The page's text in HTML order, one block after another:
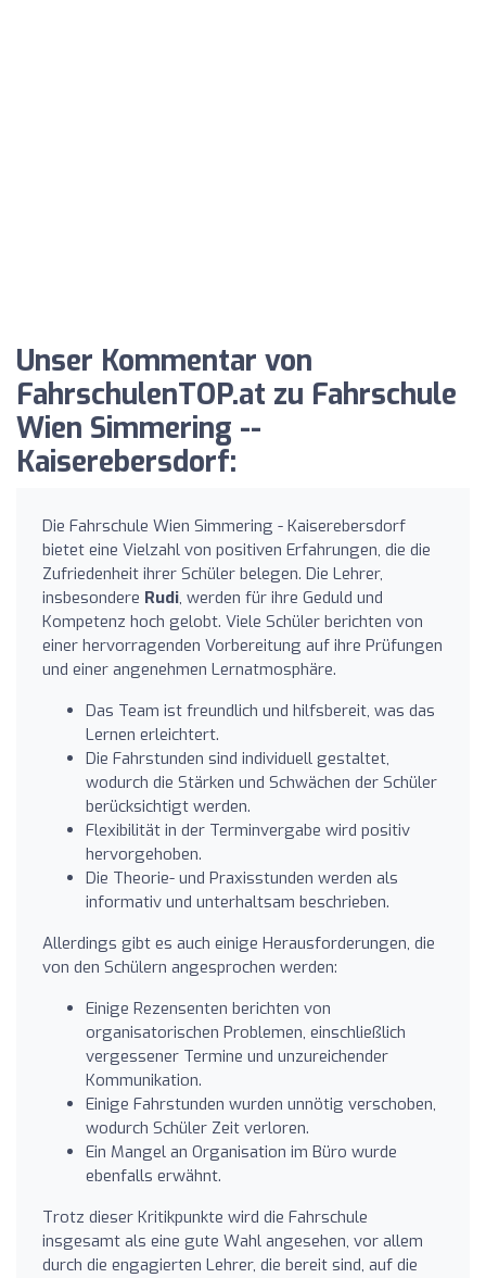
Unser Kommentar von
FahrschulenTOP.at zu Fahrschule
Wien Simmering --
Kaiserebersdorf:
Die Fahrschule Wien Simmering - Kaiserebersdorf
bietet eine Vielzahl von positiven Erfahrungen, die die
Zufriedenheit ihrer Schüler belegen. Die Lehrer,
insbesondere Rudi, werden für ihre Geduld und
Kompetenz hoch gelobt. Viele Schüler berichten von
einer hervorragenden Vorbereitung auf ihre Prüfungen
und einer angenehmen Lernatmosphäre.
Das Team ist freundlich und hilfsbereit, was das
Lernen erleichtert.
Die Fahrstunden sind individuell gestaltet,
wodurch die Stärken und Schwächen der Schüler
berücksichtigt werden.
Flexibilität in der Terminvergabe wird positiv
hervorgehoben.
Die Theorie- und Praxisstunden werden als
informativ und unterhaltsam beschrieben.
Allerdings gibt es auch einige Herausforderungen, die
von den Schülern angesprochen werden:
Einige Rezensenten berichten von
organisatorischen Problemen, einschließlich
vergessener Termine und unzureichender
Kommunikation.
Einige Fahrstunden wurden unnötig verschoben,
wodurch Schüler Zeit verloren.
Ein Mangel an Organisation im Büro wurde
ebenfalls erwähnt.
Trotz dieser Kritikpunkte wird die Fahrschule
insgesamt als eine gute Wahl angesehen, vor allem
durch die engagierten Lehrer, die bereit sind, auf die